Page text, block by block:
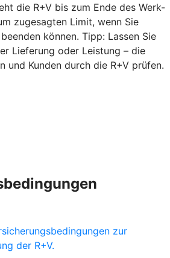
die R+V bis zum Ende des Werk-
zugesagten Limit, wenn Sie
können. Tipp: Lassen Sie
Lieferung oder Leistung – die
und Kunden durch die R+V prüfen.
zur
der R+V.